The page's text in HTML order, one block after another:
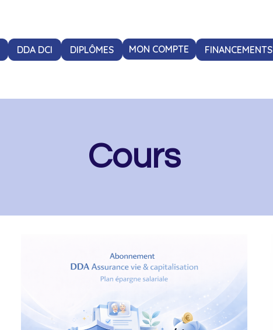
DDA DCI DIPLÔMES MON COMPTE FINANCEMENTS
Cours